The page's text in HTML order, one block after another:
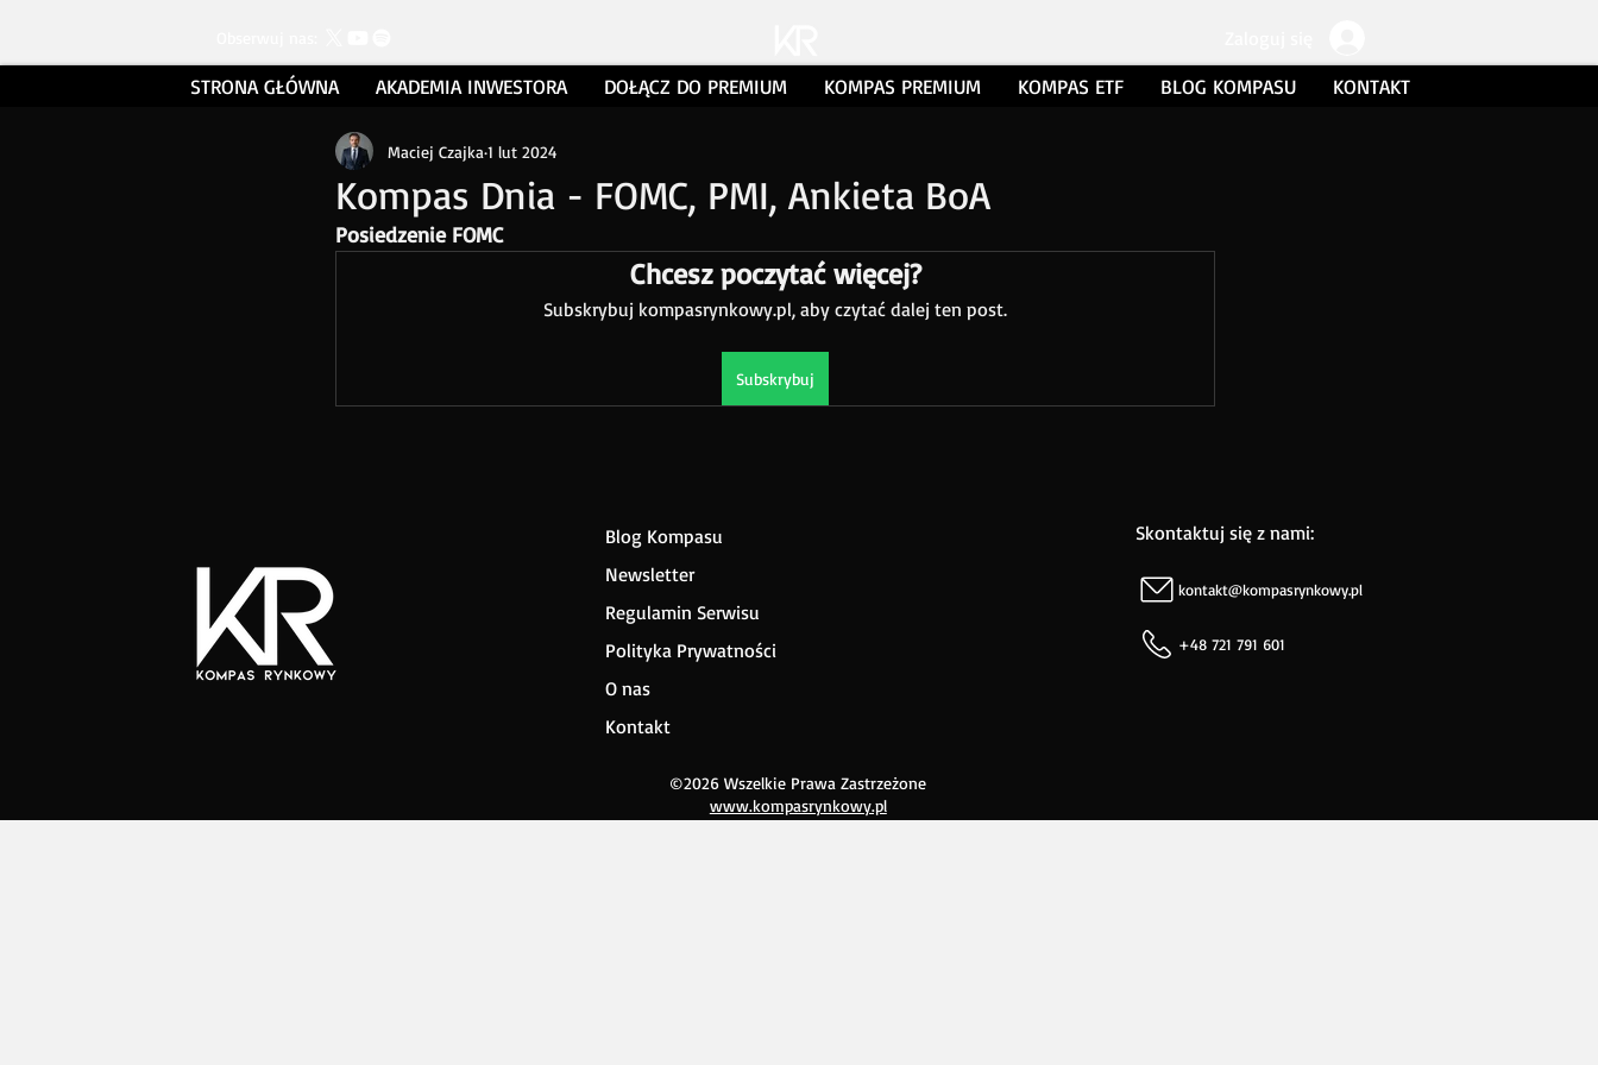
STRONA GŁÓWNA AKADEMIA INWESTORA DOŁĄCZ DO PREMIUM KOMPAS PREMIUM KOMPAS ETF BLOG KOMPASU KONTAKT
Kompas Dnia - FOMC, PMI, Ankieta BoA
Maciej Czajka 1 lut 2024
Posiedzenie FOMC
Chcesz poczytać więcej?
Subskrybuj kompasrynkowy.pl, aby czytać dalej ten post.
Subskrybuj
Blog Kompasu
Newsletter
Regulamin Serwisu
Polityka Prywatności
O nas
Kontakt
©2026 Wszelkie Prawa Zastrzeżone
www.kompasrynkowy.pl
Skontaktuj się z nami:
kontakt@kompasrynkowy.pl
+48 721 791 601